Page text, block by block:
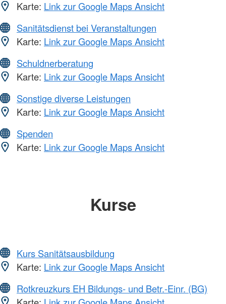
Karte: Link zur Google Maps Ansicht
Sanitätsdienst bei Veranstaltungen
Karte: Link zur Google Maps Ansicht
Schuldnerberatung
Karte: Link zur Google Maps Ansicht
Sonstige diverse Leistungen
Karte: Link zur Google Maps Ansicht
Spenden
Karte: Link zur Google Maps Ansicht
Kurse
Kurs Sanitätsausbildung
Karte: Link zur Google Maps Ansicht
Rotkreuzkurs EH Bildungs- und Betr.-Einr. (BG)